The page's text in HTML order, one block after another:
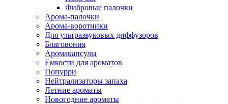
Фибровые палочки
Арома-палочки
Арома-воротники
Для ультразвуковых диффузоров
Благовония
Аромакапсулы
Емкости для ароматов
Попурри
Нейтрализаторы запаха
Летние ароматы
Новогодние ароматы